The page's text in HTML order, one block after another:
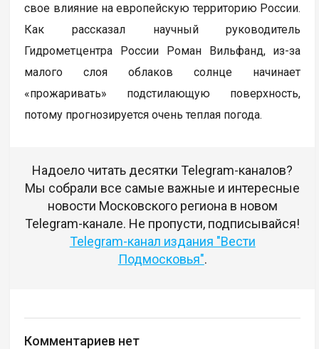
свое влияние на европейскую территорию России.
Как рассказал научный руководитель
Гидрометцентра России Роман Вильфанд, из-за
малого слоя облаков солнце начинает
«прожаривать» подстилающую поверхность,
потому прогнозируется очень теплая погода.
Надоело читать десятки Telegram-каналов?
Мы собрали все самые важные и интересные
новости Московского региона в новом
Telegram-канале. Не пропусти, подписывайся!
Telegram-канал издания "Вести
Подмосковья".
Комментариев нет